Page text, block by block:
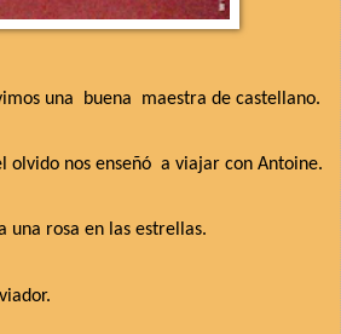
una buena maestra de castellano.
olvido nos enseñó a viajar con Antoine.
una rosa en las estrellas.